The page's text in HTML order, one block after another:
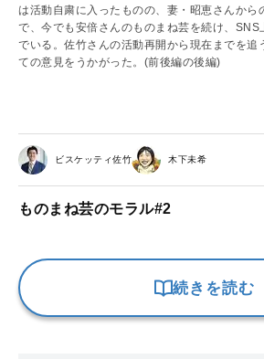
は活動自粛に入ったものの、妻・昭恵さんから
で、今でも安倍さんのものまね芸を続け、SNS
でいる。佐竹さんの活動再開から現在までを追
ての意見をうかがった。 (前後編の後編)
ビスケッティ佐竹 木下未希
ものまね芸のモラル#2
続きを読む